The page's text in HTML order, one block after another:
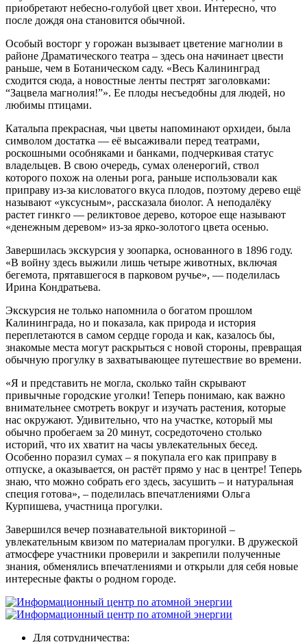
приобретают небесно-голубой цвет хвои. Интересно, что
после дождя она становится обычной.
Особый восторг у горожан вызывает цветение магнолии в
районе Драматического театра – здесь она начинает цвести
раньше, чем в Ботаническом саду. «Весь Калининград
сходится сюда, а новостные ленты пестрят заголовками:
“Зацвела магнолия!”». Ее плоды несъедобны для людей, но
любимы птицами.
Катальпа прекрасная, чьи цветы напоминают орхидеи, была
символом достатка — её высаживали перед театрами,
роскошными особняками и банками, подчеркивая статус
владельцев. В свою очередь, сумах оленерогий, ствол
которого похож на оленьи рога, раньше использовали как
приправу из-за кисловатого вкуса плодов, поэтому дерево ещё
называют «уксусным», рассказала биолог. А неподалёку
растет гинкго — реликтовое дерево, которое еще называют
«денежным деревом» из-за ярко-золотого цвета осенью.
Завершилась экскурсия у зоопарка, основанного в 1896 году.
«В войну здесь выжили лишь четыре животных, включая
бегемота, прятавшегося в парковом ручье», — поделилась
Ирина Кондратьева.
Экскурсия не только напомнила о богатом прошлом
Калининграда, но и показала, как природа и история
переплетаются в самом сердце города и как, казалось бы,
знакомые места могут раскрыться с новой стороны, превращая
обычную прогулку в захватывающее путешествие во времени.
«Я и представить не могла, сколько тайн скрывают
привычные городские уголки! Теперь понимаю, как важно
внимательнее смотреть вокруг и изучать растения, которые
нас окружают. Удивительно, что на участке, который мы
обычно пробегаем за 20 минут, сосредоточено столько
историй, что их хватит на часы увлекательных бесед.
Особенно поразил сумах – я покупала его как приправу в
отпуске, а оказывается, он растёт прямо у нас в центре! Теперь
знаю, что можно собрать его здесь, засушить – и натуральная
специя готова», – поделилась впечатлениями Ольга
Курпишева, участница прогулки.
Завершился вечер познавательной викториной –
увлекательным квизом по материалам прогулки. В дружеской
атмосфере участники проверили и закрепили полученные
знания, обменялись впечатлениями и открыли для себя новые
интересные факты о родном городе.
Для сотрудничества: